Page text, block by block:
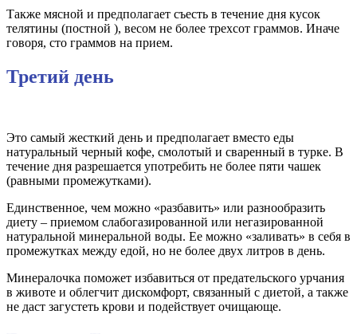
Также мясной и предполагает съесть в течение дня кусок
телятины (постной ), весом не более трехсот граммов. Иначе
говоря, сто граммов на прием.
Третий день
Это самый жесткий день и предполагает вместо еды
натуральный черный кофе, смолотый и сваренный в турке. В
течение дня разрешается употребить не более пяти чашек
(равными промежутками).
Единственное, чем можно «разбавить» или разнообразить
диету – приемом слабогазированной или негазированной
натуральной минеральной воды. Ее можно «заливать» в себя в
промежутках между едой, но не более двух литров в день.
Минералочка поможет избавиться от предательского урчания
в животе и облегчит дискомфорт, связанный с диетой, а также
не даст загустеть крови и подействует очищающе.